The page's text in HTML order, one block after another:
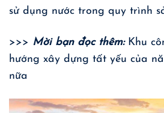
sử dụng nước trong quy trình
>>> Mời bạn đọc thêm: Khu
hướng xây dựng tất yếu của
nữa